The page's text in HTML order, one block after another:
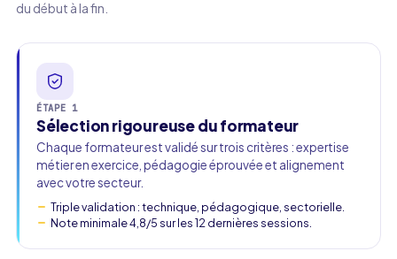
du début à la fin.
ÉTAPE 1
Sélection rigoureuse du formateur
Chaque formateur est validé sur trois critères : expertise
métier en exercice, pédagogie éprouvée et alignement
avec votre secteur.
Triple validation : technique, pédagogique, sectorielle.
Note minimale 4,8/5 sur les 12 dernières sessions.